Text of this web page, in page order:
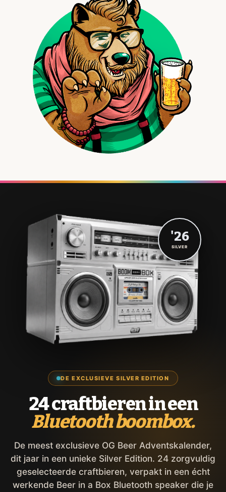
DE EXCLUSIEVE SILVER EDITION
24 craftbieren in een
Bluetooth boombox.
De meest exclusieve OG Beer Adventskalender,
dit jaar in een unieke Silver Edition. 24 zorgvuldig
geselecteerde craftbieren, verpakt in een écht
werkende Beer in a Box Bluetooth speaker die je
'26
SILVER